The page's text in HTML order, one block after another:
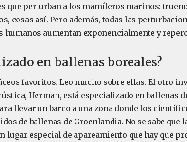
que perturban a los mamíferos marinos:
cosas así. Pero además, todas las
humanos aumentan exponencialmente y
en ballenas boreales?
favoritos. Leo mucho sobre ellas. El otro
Herman, está especializado en ballenas
llevar un barco a una zona donde los
de ballenas de Groenlandia. No se sabe que
lugar especial de apareamiento que hay que